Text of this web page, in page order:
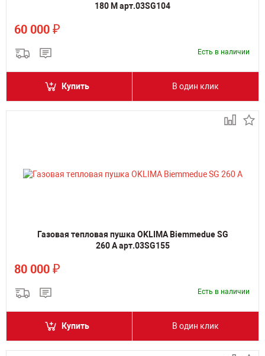
180 M арт.03SG104
60 000 ₽
Есть в наличии
Купить В один клик
Газовая тепловая пушка OKLIMA Biemmedue SG
260 A арт.03SG155
80 000 ₽
Есть в наличии
Купить В один клик